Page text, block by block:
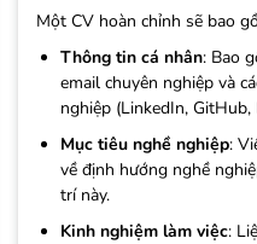
Một CV hoàn chỉnh sẽ bao
Thông tin cá nhân: Bao
email chuyên nghiệp và
nghiệp (LinkedIn, GitHub,
Mục tiêu nghề nghiệp:
về định hướng nghề
trí này.
Kinh nghiệm làm việc: